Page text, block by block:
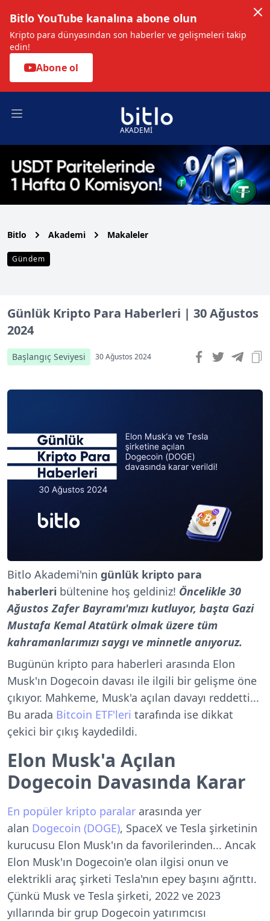
Bitlo YouTube kanalına abone olun
Kripto para dünyasından son haberler ve gelişmeleri takip
edin!
Abone ol
Open main menu
AKADEMİ
Bitlo Akademi Makaleler
Gündem
Günlük Kripto Para Haberleri | 30 Ağustos
2024
Başlangıç Seviyesi 30 Ağustos 2024
Bitlo Akademi'nin günlük kripto para
haberleri bültenine hoş geldiniz! Öncelikle 30
Ağustos Zafer Bayramı'mızı kutluyor, başta Gazi
Mustafa Kemal Atatürk olmak üzere tüm
kahramanlarımızı saygı ve minnetle anıyoruz.
Bugünün kripto para haberleri arasında Elon
Musk'ın Dogecoin davası ile ilgili bir gelişme öne
çıkıyor. Mahkeme, Musk'a açılan davayı reddetti...
Bu arada Bitcoin ETF'leri tarafında ise dikkat
çekici bir çıkış kaydedildi.
Elon Musk'a Açılan
Dogecoin Davasında Karar
En popüler kripto paralar arasında yer
alan Dogecoin (DOGE), SpaceX ve Tesla şirketinin
kurucusu Elon Musk'ın da favorilerinden... Ancak
Elon Musk'ın Dogecoin'e olan ilgisi onun ve
elektrikli araç şirketi Tesla'nın epey başını ağrıttı.
Çünkü Musk ve Tesla şirketi, 2022 ve 2023
yıllarında bir grup Dogecoin yatırımcısı